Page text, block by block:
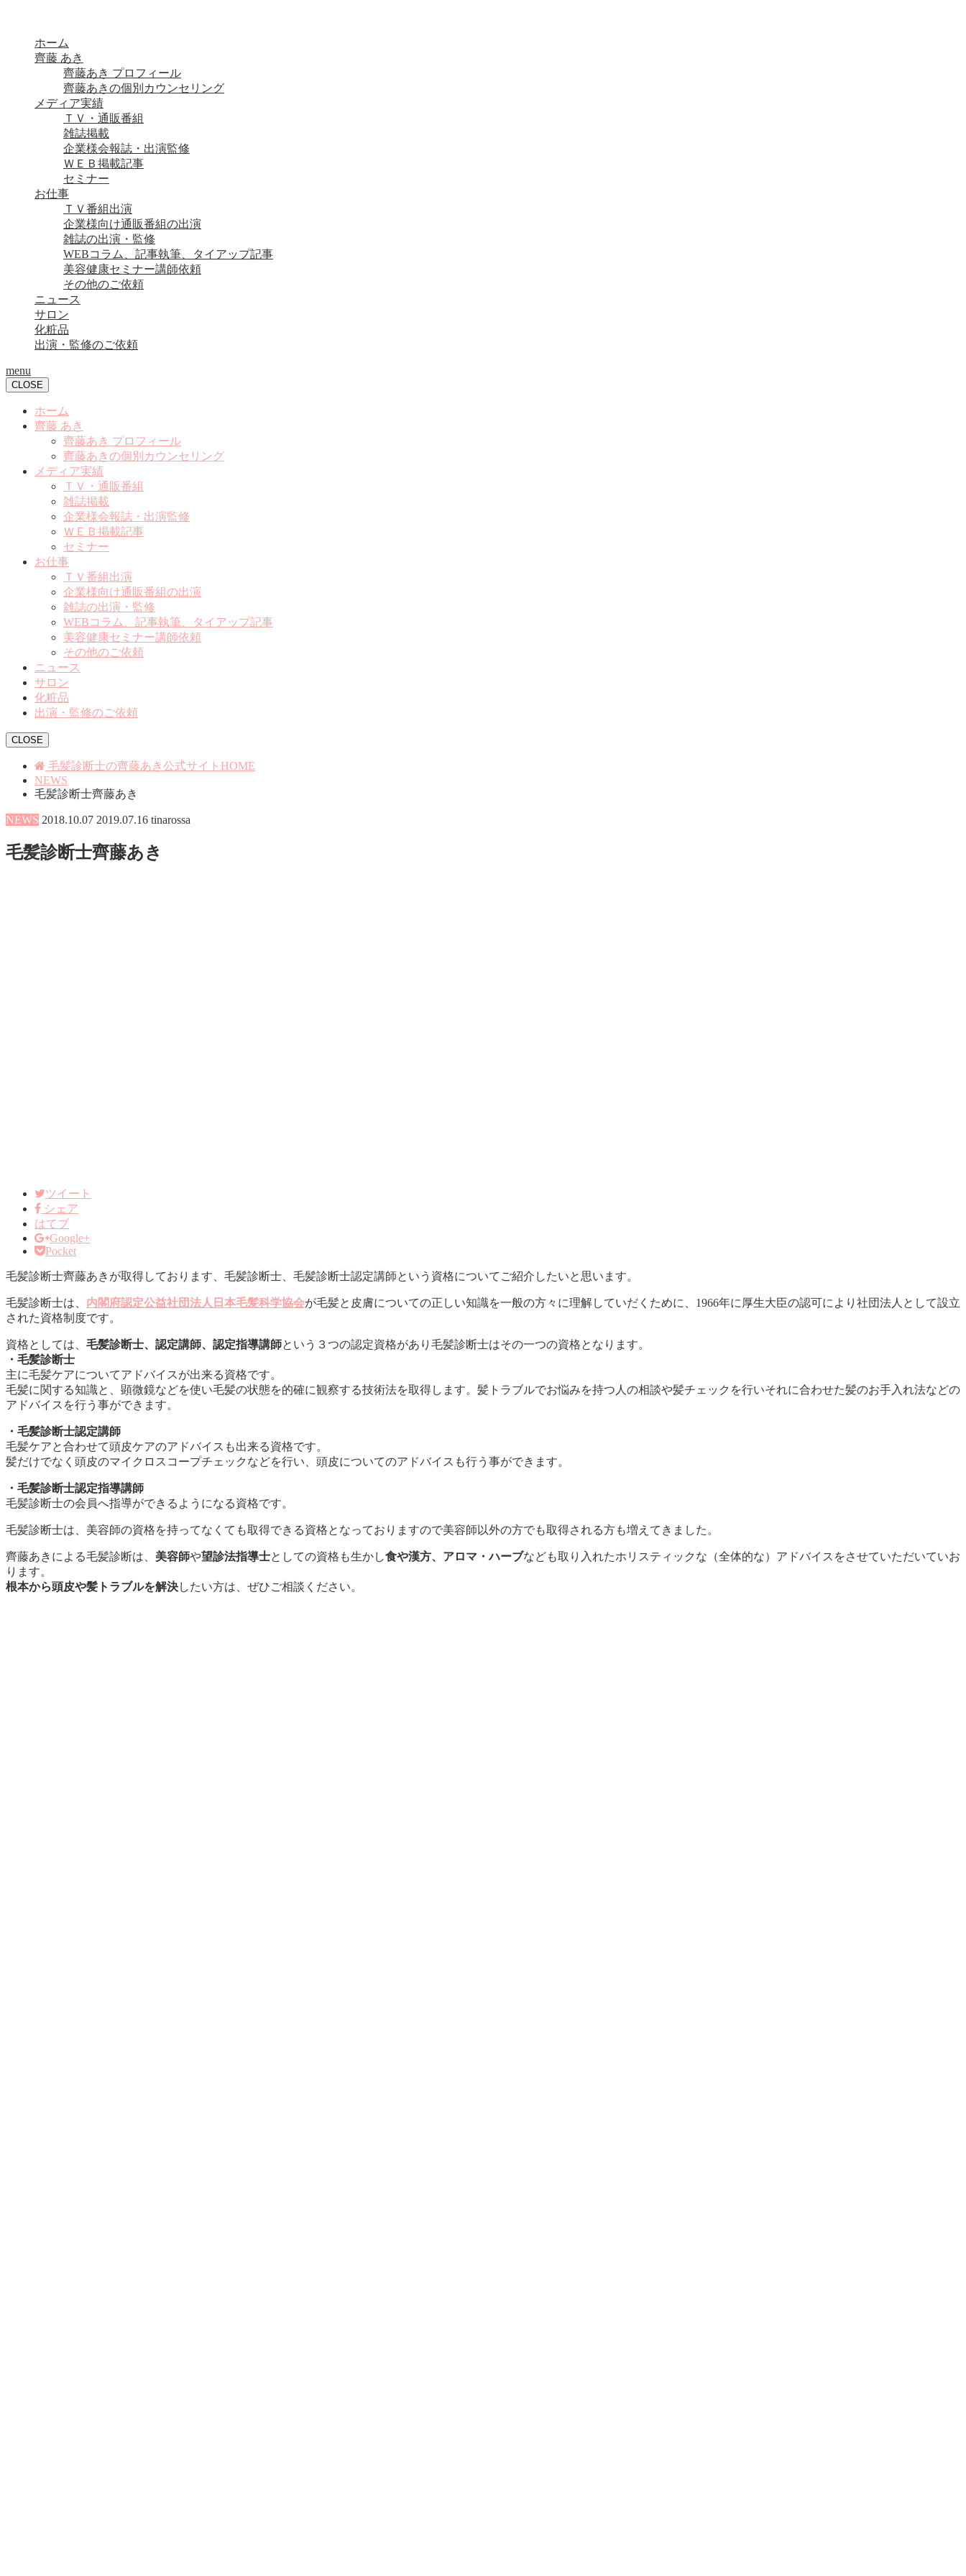
ホーム
齊藤 あき
齊藤あき プロフィール
齊藤あきの個別カウンセリング
メディア実績
ＴＶ・通販番組
雑誌掲載
企業様会報誌・出演監修
ＷＥＢ掲載記事
セミナー
お仕事
ＴＶ番組出演
企業様向け通販番組の出演
雑誌の出演・監修
WEBコラム、記事執筆、タイアップ記事
美容健康セミナー講師依頼
その他のご依頼
ニュース
サロン
化粧品
出演・監修のご依頼
menu
CLOSE
ホーム
齊藤 あき
齊藤あき プロフィール
齊藤あきの個別カウンセリング
メディア実績
ＴＶ・通販番組
雑誌掲載
企業様会報誌・出演監修
ＷＥＢ掲載記事
セミナー
お仕事
ＴＶ番組出演
企業様向け通販番組の出演
雑誌の出演・監修
WEBコラム、記事執筆、タイアップ記事
美容健康セミナー講師依頼
その他のご依頼
ニュース
サロン
化粧品
出演・監修のご依頼
CLOSE
毛髪診断士の齊藤あき公式サイトHOME
NEWS
毛髪診断士齊藤あき
NEWS 2018.10.07 2019.07.16 tinarossa
毛髪診断士齊藤あき
ツイート
シェア
はてブ
Google+
Pocket
毛髪診断士齊藤あきが取得しております、毛髪診断士、毛髪診断士認定講師という資格についてご紹介したいと思います。
毛髪診断士は、 内閣府認定公益社団法人日本毛髪科学協会が毛髪と皮膚についての正しい知識を一般の方々に理解していだくために、1966年に厚生大臣の認可により社団法人として設立
された資格制度です。
資格としては、 毛髪診断士、認定講師、認定指導講師という３つの認定資格があり毛髪診断士はその一つの資格となります。
・毛髪診断士
主に毛髪ケアについてアドバイスが出来る資格です。
毛髪に関する知識と、顕微鏡などを使い毛髪の状態を的確に観察する技術法を取得します。髪トラブルでお悩みを持つ人の相談や髪チェックを行いそれに合わせた髪のお手入れ法などの
アドバイスを行う事ができます。
・毛髪診断士認定講師
毛髪ケアと合わせて頭皮ケアのアドバイスも出来る資格です。
髪だけでなく頭皮のマイクロスコープチェックなどを行い、頭皮についてのアドバイスも行う事ができます。
・毛髪診断士認定指導講師
毛髪診断士の会員へ指導ができるようになる資格です。
毛髪診断士は、美容師の資格を持ってなくても取得できる資格となっておりますので美容師以外の方でも取得される方も増えてきました。
齊藤あきによる毛髪診断は、 美容師や望診法指導士としての資格も生かし食や漢方、アロマ・ハーブなども取り入れたホリスティックな（全体的な）アドバイスをさせていただいていお
ります。
根本から頭皮や髪トラブルを解決したい方は、ぜひご相談ください。